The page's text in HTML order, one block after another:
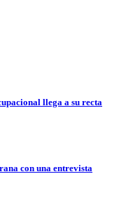
llega a su recta
con una entrevista